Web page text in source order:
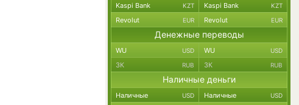
Kaspi Bank KZT Kaspi Bank KZT
Revolut EUR Revolut EUR
Денежные переводы
WU USD WU USD
ЗК RUB ЗК RUB
Наличные деньги
Наличные USD Наличные USD